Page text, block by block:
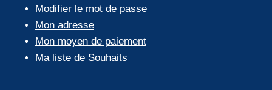
Modifier le mot de passe
Mon adresse
Mon moyen de paiement
Ma liste de Souhaits